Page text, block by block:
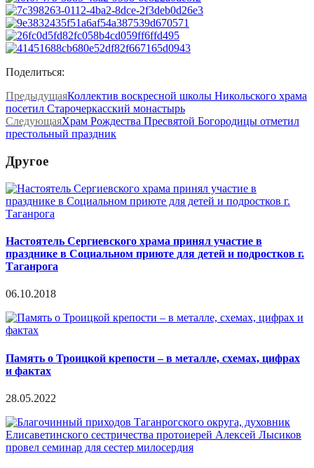
Поделиться:
ПредыдущаяКоллектив воскресной школы Никольского храма
посетил Старочеркасский монастырь
СледующаяХрам Рождества Пресвятой Богородицы отметил
престольный праздник
Другое
Настоятель Сергиевского храма принял участие в
празднике в Социальном приюте для детей и подростков г.
Таганрога
06.10.2018
Память о Троицкой крепости – в металле, схемах, цифрах
и фактах
28.05.2022